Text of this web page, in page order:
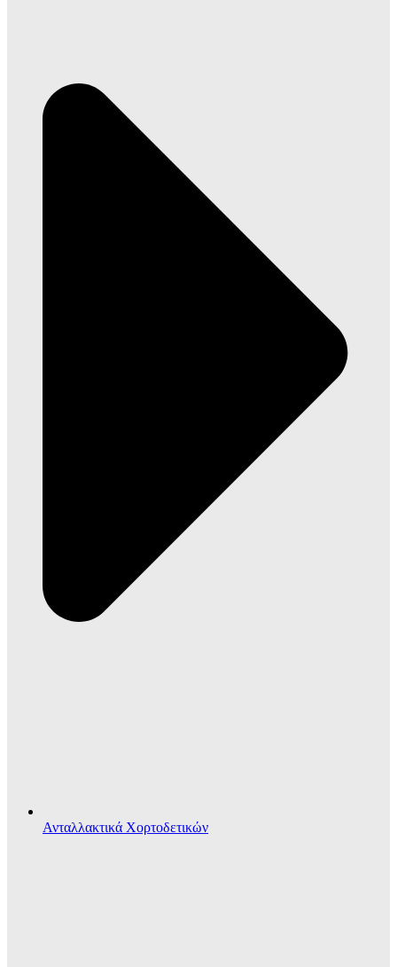
Ανταλλακτικά Χορτοδετικών